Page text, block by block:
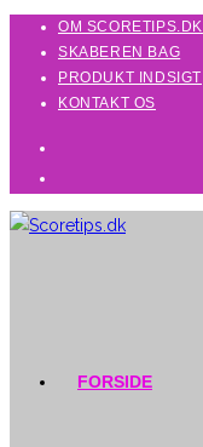
content
OM SCORETIPS.DK
SKABEREN BAG
PRODUKT INDSIGT
KONTAKT OS
FORSIDE